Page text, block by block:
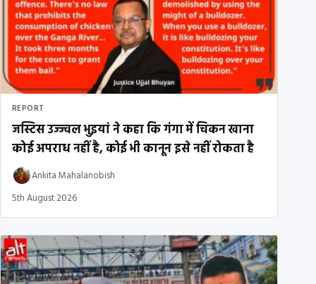
REPORT
जस्टिस उज्ज्वल भुइयां ने कहा कि गंगा में चिकन खाना
कोई अपराध नहीं है, कोई भी कानून इसे नहीं रोकता है
Ankita Mahalanobish
5th August 2026